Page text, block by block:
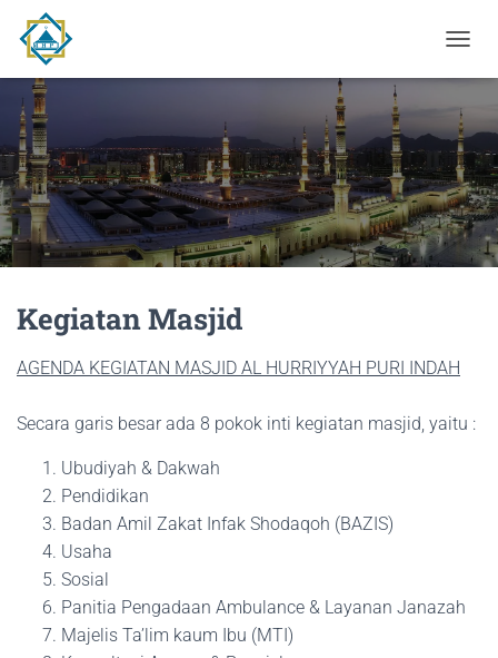
O
G
L
E
N
A
V
G
Kegiatan Masjid
AGENDA KEGIATAN MASJID AL HURRIYYAH PURI INDAH
Secara garis besar ada 8 pokok inti kegiatan masjid, yaitu :
Ubudiyah & Dakwah
Pendidikan
Badan Amil Zakat Infak Shodaqoh (BAZIS)
Usaha
Sosial
Panitia Pengadaan Ambulance & Layanan Janazah
Majelis Ta’lim kaum Ibu (MTI)